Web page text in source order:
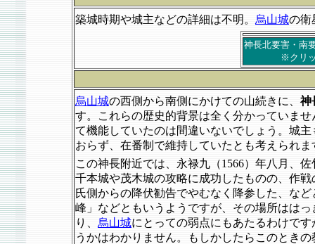
築城時期や城主などの詳細は不明。 烏山城の衛
神長北要害・南
※クリ
烏山城の西側から南側にかけての山続きに、神
す。これらの歴史的背景は全く分かっていま
て機能していたのは間違いないでしょう。城
おらず、在番制で維持していたとも考えられま
この神長附近では、永禄九（1566）年八月、
千本城や茂木城の攻略に成功したものの、作
氏側からの降伏勧告でやむなく降参した、な
峰」などともいうようですが、その場所はは
り、 烏山城にとっての弱点にもあたるわけで
うかはわかりません。もしかしたらこのとき